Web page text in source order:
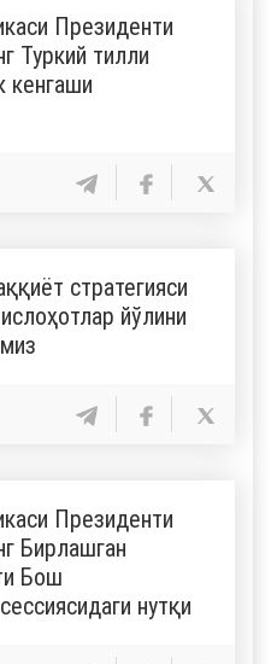
Президенти
Туркий тилли
кенгаши
стратегияси
йўлини
Президенти
Бирлашган
Бош
нутқи